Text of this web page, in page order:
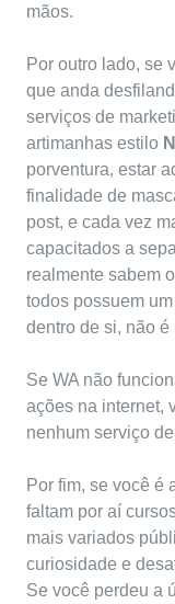
mãos.
Por outro lado, se
que anda
serviços de
artimanhas estilo
porventura, estar
finalidade de
post, e cada vez
capacitados a
realmente sabem
todos possuem
dentro de si, não é
Se WA não
ações na internet,
nenhum serviço
Por fim, se você é
faltam por aí
mais variados
curiosidade e
Se você perdeu a